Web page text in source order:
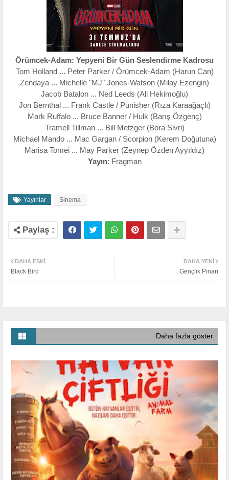
Örümcek-Adam: Yepyeni Bir Gün Seslendirme Kadrosu
Tom Holland ... Peter Parker / Örümcek-Adam (Harun Can)
Zendaya ... Michelle "MJ" Jones-Watson (Milay Ezengin)
Jacob Batalon ... Ned Leeds (Ali Hekimoğlu)
Jon Bernthal ... Frank Castle / Punisher (Rıza Karaağaçlı)
Mark Ruffalo ... Bruce Banner / Hulk (Barış Özgenç)
Tramell Tillman ... Bill Metzger (Bora Sivri)
Michael Mando ... Mac Gargan / Scorpion (Kerem Doğutuna)
Marisa Tomei ... May Parker (Zeynep Özden Ayyıldız)
Yayın: Fragman
Yayınlar Sinema
DAHA YENI
Gençlik Pınarı
DAHA ESKI
Black Bird
Daha fazla göster